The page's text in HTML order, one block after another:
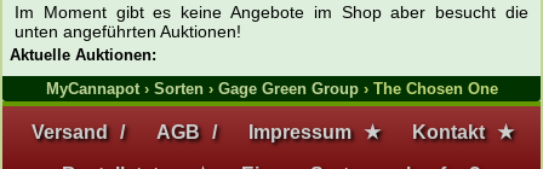
Im Moment gibt es keine Angebote im Shop aber besucht die
unten angeführten Auktionen!
Aktuelle Auktionen:
MyCannapot› Sorten› Gage Green Group› The Chosen One
Versand / AGB / Impressum ★ Kontakt ★